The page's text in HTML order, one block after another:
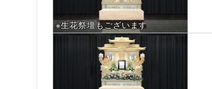
※生花祭壇もございます